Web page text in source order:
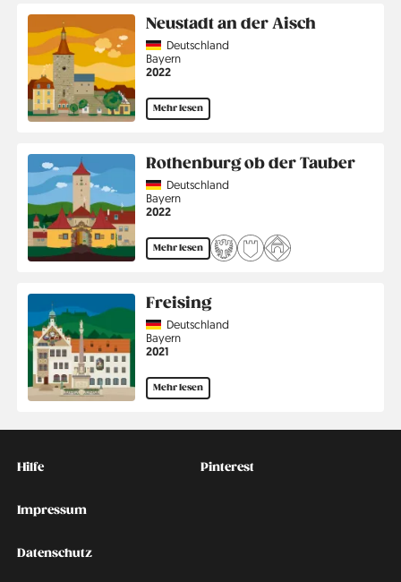
Neustadt an der Aisch
CountryDeutschland
Region
Bayern
Jahr
2022
Mehr lesen
Rothenburg ob der Tauber
CountryDeutschland
Region
Bayern
Jahr
2022
Mehr lesen
Freising
CountryDeutschland
Region
Bayern
Jahr
2021
Mehr lesen
Kontakt
Hilfe
Impressum
Datenschutz
Social
Pinterest